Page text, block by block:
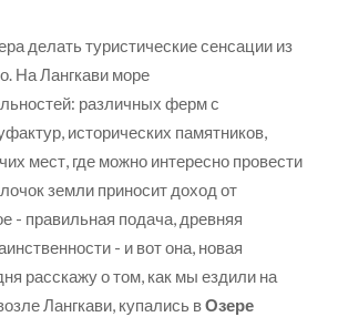
делать туристические сенсации из
На Лангкави море
различных ферм с
исторических памятников,
мест, где можно интересно провести
земли приносит доход от
- правильная подача, древняя
- и вот она, новая
расскажу о том, как мы ездили на
Лангкави, купались вОзере